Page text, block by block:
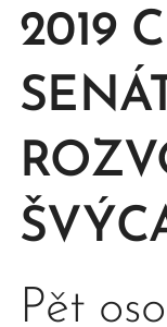
2019
Pět